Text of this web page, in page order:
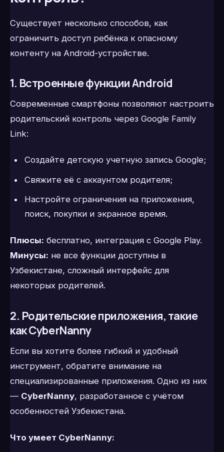
Существует несколько способов, как
ограничить доступ ребёнка к опасному
контенту на Android-устройстве.
1. Встроенные функции Android
Современные смартфоны позволяют настроить
родительский контроль через Google Family
Link:
Создайте детскую учетную запись Google;
Свяжите её с аккаунтом родителя;
Настройте ограничения на приложения,
поиск, покупки и экранное время.
Плюсы: бесплатно, интеграция с Google Play.
Минусы: не все функции доступны в
Узбекистане, сложный интерфейс для
некоторых родителей.
2. Родительские приложения, такие
как CyberNanny
Если вы хотите более гибкий и удобный
инструмент, обратите внимание на
специализированные приложения. Одно из них
— CyberNanny, разработанное с учётом
особенностей Узбекистана.
Что умеет CyberNanny: